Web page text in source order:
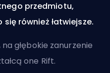
przedmiotu,
również łatwiejsze.
głębokie zanurzenie
one Rift.